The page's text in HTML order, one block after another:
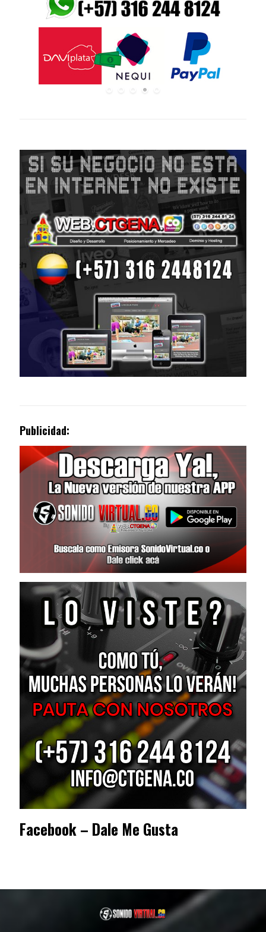
Publicidad:
Facebook – Dale Me Gusta